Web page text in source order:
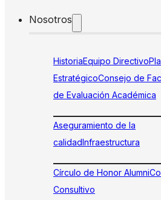
Nosotros
HistoriaEquipo Directivo
EstratégicoConsejo de
de Evaluación Académica
Aseguramiento de la
calidadInfraestructura
Círculo de Honor Alumni
Consultivo